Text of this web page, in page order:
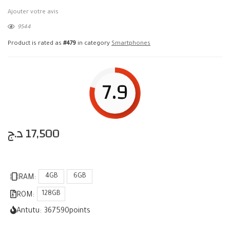
Ajouter votre avis
9544
Product is rated as #479 in category Smartphones
7.9
17,500د.ج
RAM: 4GB 6GB
ROM: 128GB
Antutu: 367590points